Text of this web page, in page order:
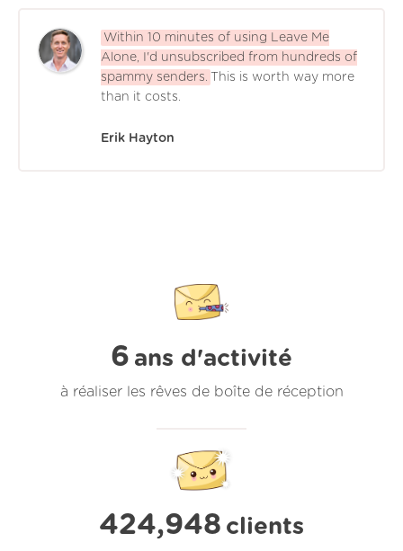
Within 10 minutes of using Leave Me
Alone, I'd unsubscribed from hundreds of
spammy senders. This is worth way more
than it costs.
Erik Hayton
6 ans d'activité
à réaliser les rêves de boîte de réception
424,948 clients